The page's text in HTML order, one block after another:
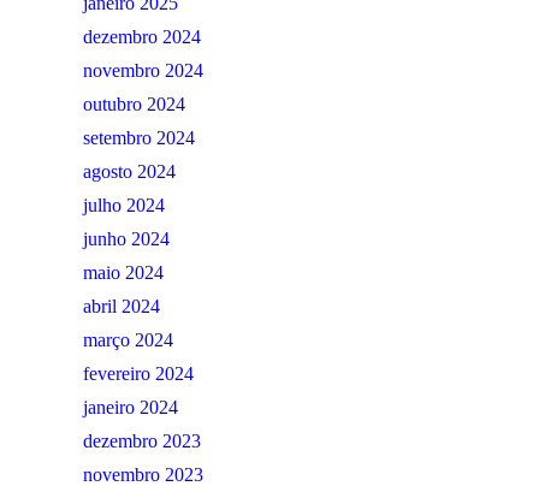
dezembro 2024
novembro 2024
outubro 2024
setembro 2024
agosto 2024
julho 2024
junho 2024
maio 2024
abril 2024
março 2024
fevereiro 2024
janeiro 2024
dezembro 2023
novembro 2023